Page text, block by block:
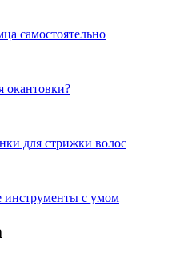
самостоятельно
окантовки?
для стрижки волос
инструменты с умом